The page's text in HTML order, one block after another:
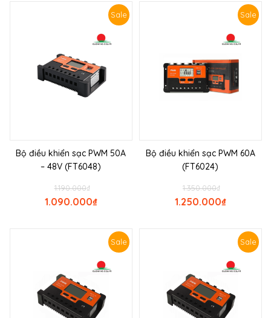
Sale
Bộ điều khiển sạc PWM 50A
– 48V (FT6048)
₫
1.190.000
₫
1.090.000
Sale
Bộ điều khiển sạc PWM 60A
(FT6024)
₫
1.350.000
₫
1.250.000
Sale Sale